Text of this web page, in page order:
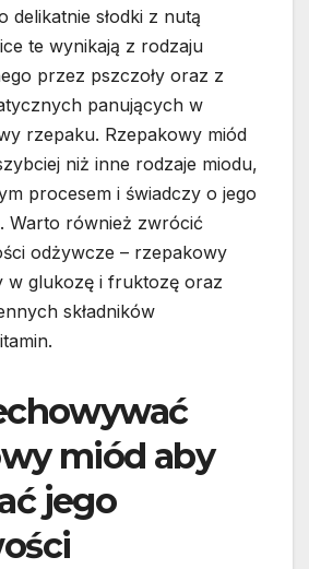
delikatnie słodki z nutą
te wynikają z rodzaju
przez pszczoły oraz z
panujących w
rzepaku. Rzepakowy miód
niż inne rodzaje miodu,
procesem i świadczy o jego
Warto również zwrócić
odżywcze – rzepakowy
w glukozę i fruktozę oraz
składników
miód aby
jego